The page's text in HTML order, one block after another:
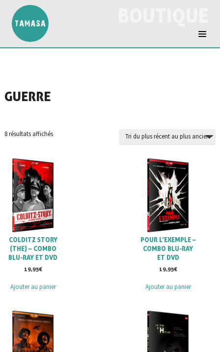
GUERRE
8 résultats affichésTrié
récent
au
plus
COLDITZ STORY
(THE) – COMBO
BLU-RAY ET DVD
19,95€
Ajouter au panier
POUR L’EXEMPLE –
COMBO BLU-RAY
ET DVD
19,95€
Ajouter au panier